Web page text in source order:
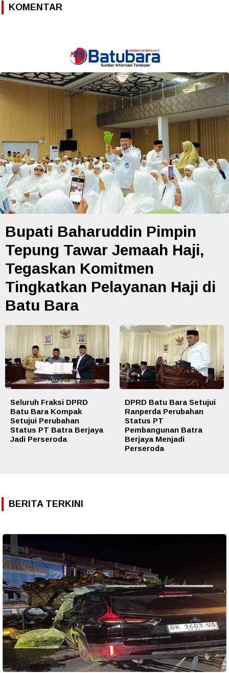
KOMENTAR
Bupati Baharuddin Pimpin
Tepung Tawar Jemaah Haji,
Tegaskan Komitmen
Tingkatkan Pelayanan Haji di
Batu Bara
Seluruh Fraksi DPRD
Batu Bara Kompak
Setujui Perubahan
Status PT Batra Berjaya
Jadi Perseroda
DPRD Batu Bara Setujui
Ranperda Perubahan
Status PT
Pembangunan Batra
Berjaya Menjadi
Perseroda
BERITA TERKINI